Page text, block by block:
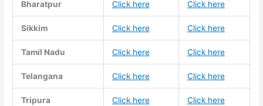
Bharatpur Click here Click here
Sikkim Click here Click here
Tamil Nadu Click here Click here
Telangana Click here Click here
Tripura Click here Click here